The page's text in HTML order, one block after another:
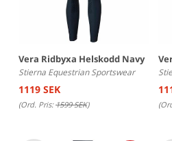
Vera Ridbyxa Helskodd Navy
Stierna Equestrian Sportswear
1119 SEK
(Ord. Pris:1599 SEK)